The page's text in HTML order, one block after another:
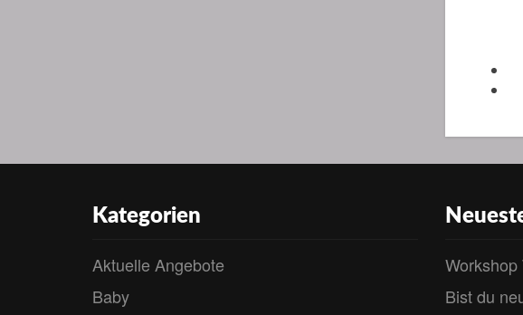
Kategorien
Aktuelle Angebote
Baby
Workshop
Bist du